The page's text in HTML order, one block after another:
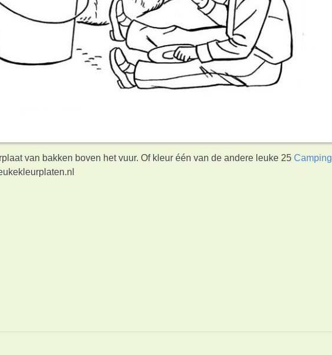
van bakken boven het vuur. Of kleur één van de andere leuke 25Camping